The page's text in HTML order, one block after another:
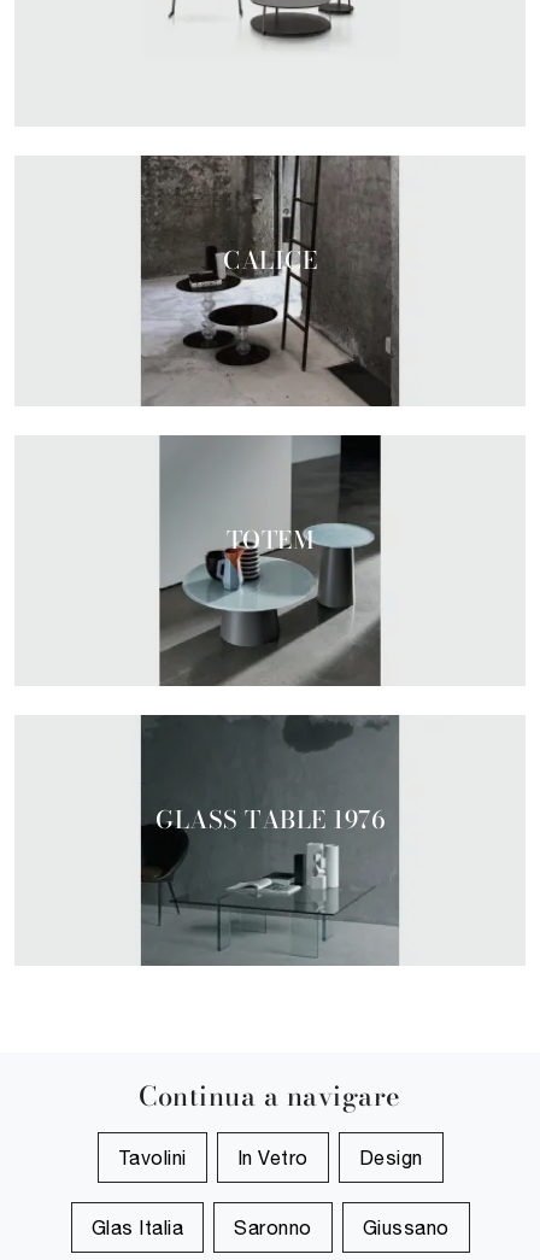
CALICE
TOTEM
GLASS TABLE 1976
Continua a navigare
Tavolini In Vetro Design
Glas Italia Saronno Giussano